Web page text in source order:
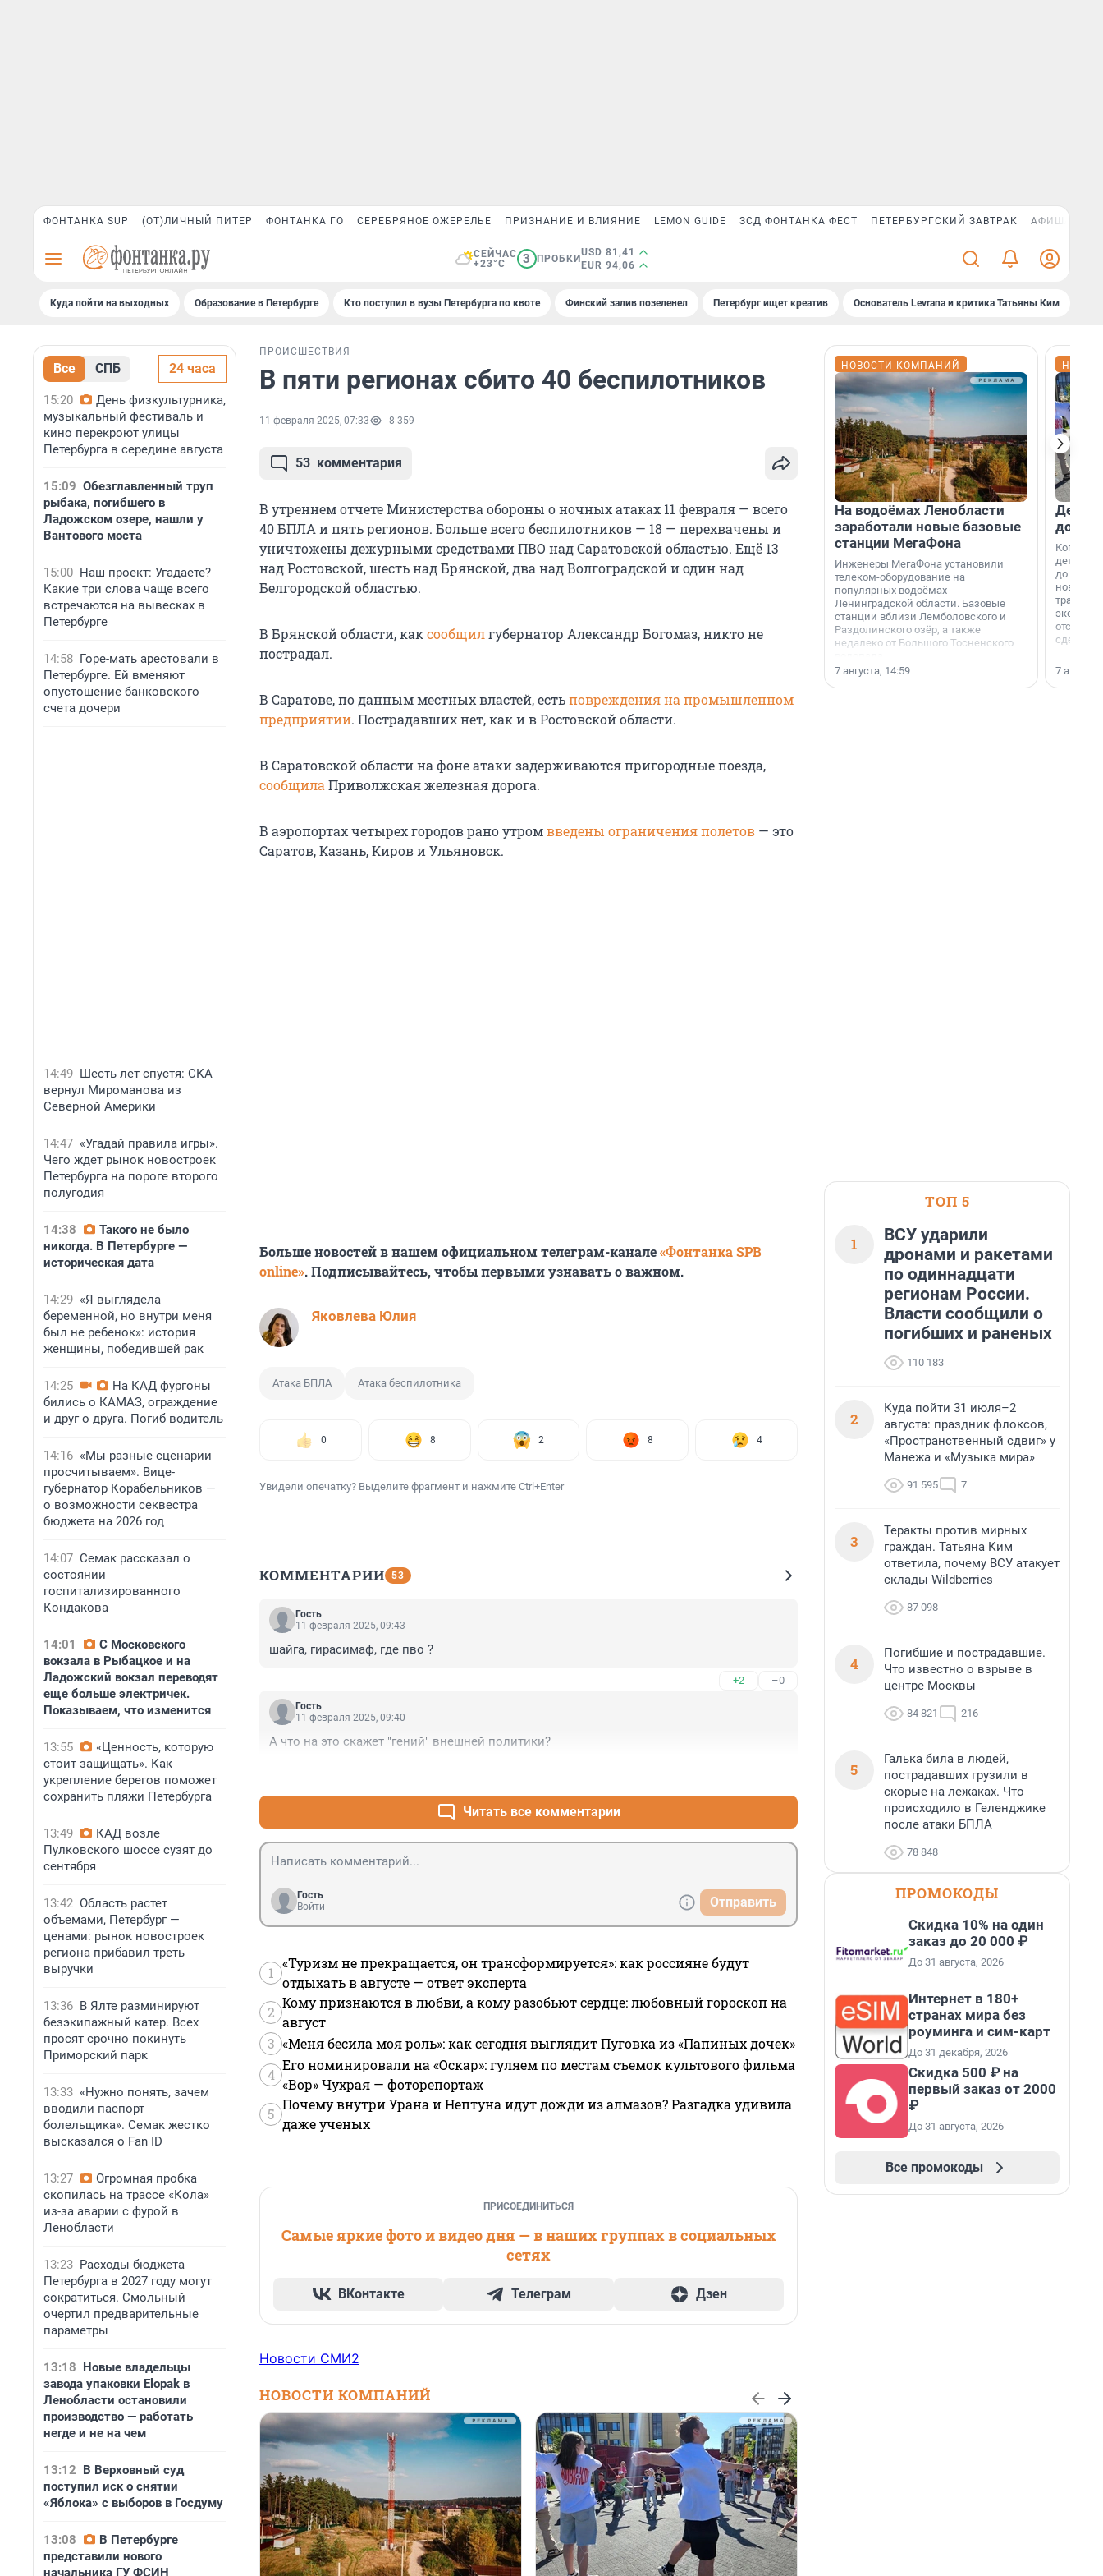
ФОНТАНКА SUP (ОТ)ЛИЧНЫЙ ПИТЕР ФОНТАНКА ГО СЕРЕБРЯНОЕ ОЖЕРЕЛЬЕ ПРИЗНАНИЕ И ВЛИЯНИЕ LEMON GUIDE ЗСД ФОНТАНКА ФЕСТ ПЕТЕРБУРГСКИЙ ЗАВТРАК АФИША PLUS
СЕЙЧАС
+23°C
3 ПРОБКИ
USD 81,41
EUR 94,06
Куда пойти на выходных Образование в Петербурге Кто поступил в вузы Петербурга по квоте Финский залив позеленел Петербург ищет креатив Основатель Levrana и критика Татьяны Ким
Все СПБ 24 часа
15:20
День физкультурника,
музыкальный фестиваль и
кино перекроют улицы
Петербурга в середине августа
15:09 Обезглавленный труп
рыбака, погибшего в
Ладожском озере, нашли у
Вантового моста
15:00 Наш проект: Угадаете?
Какие три слова чаще всего
встречаются на вывесках в
Петербурге
14:58 Горе-мать арестовали в
Петербурге. Ей вменяют
опустошение банковского
счета дочери
14:49 Шесть лет спустя: СКА
вернул Мироманова из
Северной Америки
14:47 «Угадай правила игры».
Чего ждет рынок новостроек
Петербурга на пороге второго
полугодия
14:38
Такого не было
никогда. В Петербурге —
историческая дата
14:29 «Я выглядела
беременной, но внутри меня
был не ребенок»: история
женщины, победившей рак
14:25
На КАД фургоны
бились о КАМАЗ, ограждение
и друг о друга. Погиб водитель
14:16 «Мы разные сценарии
просчитываем». Вице-
губернатор Корабельников —
о возможности секвестра
бюджета на 2026 год
14:07 Семак рассказал о
состоянии
госпитализированного
Кондакова
14:01
С Московского
вокзала в Рыбацкое и на
Ладожский вокзал переводят
еще больше электричек.
Показываем, что изменится
13:55
«Ценность, которую
стоит защищать». Как
укрепление берегов поможет
сохранить пляжи Петербурга
13:49
КАД возле
Пулковского шоссе сузят до
сентября
13:42 Область растет
объемами, Петербург —
ценами: рынок новостроек
региона прибавил треть
выручки
13:36 В Ялте разминируют
безэкипажный катер. Всех
просят срочно покинуть
Приморский парк
13:33 «Нужно понять, зачем
вводили паспорт
болельщика». Семак жестко
высказался о Fan ID
13:27
Огромная пробка
скопилась на трассе «Кола»
из-за аварии с фурой в
Ленобласти
13:23 Расходы бюджета
Петербурга в 2027 году могут
сократиться. Смольный
очертил предварительные
параметры
13:18 Новые владельцы
завода упаковки Elopak в
Ленобласти остановили
производство — работать
негде и не на чем
13:12 В Верховный суд
поступил иск о снятии
«Яблока» с выборов в Госдуму
13:08
В Петербурге
представили нового
начальника ГУ ФСИН
ПРОИСШЕСТВИЯ
В пяти регионах сбито 40 беспилотников
11 февраля 2025, 07:33 8 359
53 комментария
В утреннем отчете Министерства обороны о ночных атаках 11 февраля — всего
40 БПЛА и пять регионов. Больше всего беспилотников — 18 — перехвачены и
уничтожены дежурными средствами ПВО над Саратовской областью. Ещё 13
над Ростовской, шесть над Брянской, два над Волгоградской и один над
Белгородской областью.
В Брянской области, каксообщилгубернатор Александр Богомаз, никто не
пострадал.
В Саратове, по данным местных властей, естьповреждения на промышленном
предприятии. Пострадавших нет, как и в Ростовской области.
В Саратовской области на фоне атаки задерживаются пригородные поезда,
сообщила Приволжская железная дорога.
В аэропортах четырех городов рано утромвведены ограничения полетов — это
Саратов, Казань, Киров и Ульяновск.
Больше новостей в нашем официальном телеграм-канале«Фонтанка SPB
online». Подписывайтесь, чтобы первыми узнавать о важном.
Яковлева Юлия
Атака БПЛА Атака беспилотника
0 8 2 8 4
Увидели опечатку? Выделите фрагмент и нажмите Ctrl+Enter
КОММЕНТАРИИ 53
Гость
11 февраля 2025, 09:43
шайга, гирасимаф, где пво ?
+2 –0
Гость
11 февраля 2025, 09:40
А что на это скажет "гений" внешней политики?
Читать все комментарии
Гость
Войти
Отправить
1
«Туризм не прекращается, он трансформируется»: как россияне будут
отдыхать в августе — ответ эксперта
2
Кому признаются в любви, а кому разобьют сердце: любовный гороскоп на
август
3 «Меня бесила моя роль»: как сегодня выглядит Пуговка из «Папиных дочек»
4
Его номинировали на «Оскар»: гуляем по местам съемок культового фильма
«Вор» Чухрая — фоторепортаж
5
Почему внутри Урана и Нептуна идут дожди из алмазов? Разгадка удивила
даже ученых
ПРИСОЕДИНИТЬСЯ
Самые яркие фото и видео дня — в наших группах в социальных
сетях
ВКонтакте Телеграм Дзен
Новости СМИ2
НОВОСТИ КОМПАНИЙ
НОВОСТИ КОМПАНИЙ
На водоёмах Ленобласти
заработали новые базовые
станции МегаФона
Инженеры МегаФона установили
телеком-оборудование на
популярных водоёмах
Ленинградской области. Базовые
станции вблизи Лемболовского и
Раздолинского озёр, а также
недалеко от Большого Тосненского
7 августа, 14:59
Когда-
дети
до
новости
сделали
7
ТОП 5
1
ВСУ ударили
дронами и ракетами
по одиннадцати
регионам России.
Власти сообщили о
погибших и раненых
110 183
2
Куда пойти 31 июля–2
августа: праздник флоксов,
«Пространственный сдвиг» у
Манежа и «Музыка мира»
91 595 7
3
Теракты против мирных
граждан. Татьяна Ким
ответила, почему ВСУ атакует
склады Wildberries
87 098
4
Погибшие и пострадавшие.
Что известно о взрыве в
центре Москвы
84 821 216
5
Галька била в людей,
пострадавших грузили в
скорые на лежаках. Что
происходило в Геленджике
после атаки БПЛА
78 848
ПРОМОКОДЫ
Скидка 10% на один
заказ до 20 000 ₽
До 31 августа, 2026
Интернет в 180+
странах мира без
роуминга и сим-карт
До 31 декабря, 2026
Скидка 500 ₽ на
первый заказ от 2000
₽
До 31 августа, 2026
Все промокоды